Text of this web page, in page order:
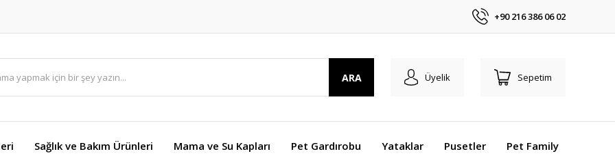
+90 216 386 06 02
ARA Üyelik Sepetim
Sağlık ve Bakım Ürünleri Mama ve Su Kapları Pet Gardırobu Yataklar Pusetler Pet Family